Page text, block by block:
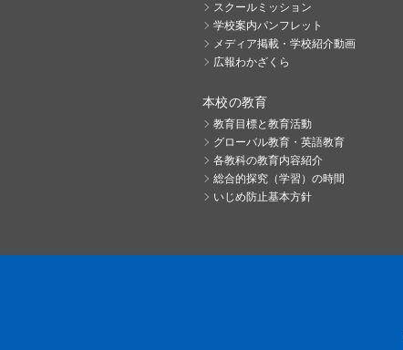
スクールミッション
学校案内パンフレット
メディア掲載・学校紹介動画
広報わかざくら
本校の教育
教育目標と教育活動
グローバル教育・英語教育
各教科の教育内容紹介
総合的探究（学習）の時間
いじめ防止基本方針